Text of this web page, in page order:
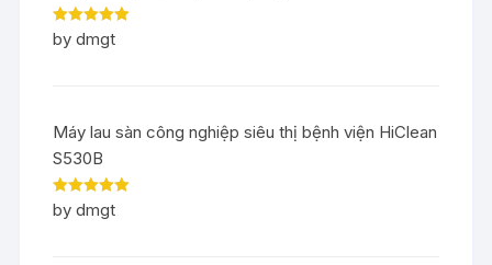
Rated5out
of 5
by dmgt
Máy lau sàn công nghiệp siêu thị bệnh viện HiClean
S530B
Rated5out
of 5
by dmgt